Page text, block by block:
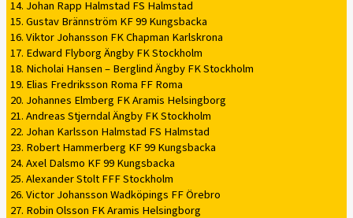
14. Johan Rapp Halmstad FS Halmstad
15. Gustav Brännström KF 99 Kungsbacka
16. Viktor Johansson FK Chapman Karlskrona
17. Edward Flyborg Ängby FK Stockholm
18. Nicholai Hansen – Berglind Ängby FK Stockholm
19. Elias Fredriksson Roma FF Roma
20. Johannes Elmberg FK Aramis Helsingborg
21. Andreas Stjerndal Ängby FK Stockholm
22. Johan Karlsson Halmstad FS Halmstad
23. Robert Hammerberg KF 99 Kungsbacka
24. Axel Dalsmo KF 99 Kungsbacka
25. Alexander Stolt FFF Stockholm
26. Victor Johansson Wadköpings FF Örebro
27. Robin Olsson FK Aramis Helsingborg